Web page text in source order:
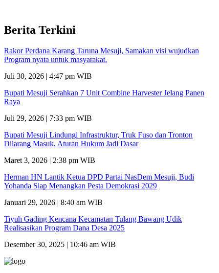
Berita Terkini
Rakor Perdana Karang Taruna Mesuji, Samakan visi wujudkan
Program nyata untuk masyarakat.
Juli 30, 2026 | 4:47 pm WIB
Bupati Mesuji Serahkan 7 Unit Combine Harvester Jelang Panen
Raya
Juli 29, 2026 | 7:33 pm WIB
Bupati Mesuji Lindungi Infrastruktur, Truk Fuso dan Tronton
Dilarang Masuk, Aturan Hukum Jadi Dasar
Maret 3, 2026 | 2:38 pm WIB
Herman HN Lantik Ketua DPD Partai NasDem Mesuji, Budi
Yohanda Siap Menangkan Pesta Demokrasi 2029
Januari 29, 2026 | 8:40 am WIB
Tiyuh Gading Kencana Kecamatan Tulang Bawang Udik
Realisasikan Program Dana Desa 2025
Desember 30, 2025 | 10:46 am WIB